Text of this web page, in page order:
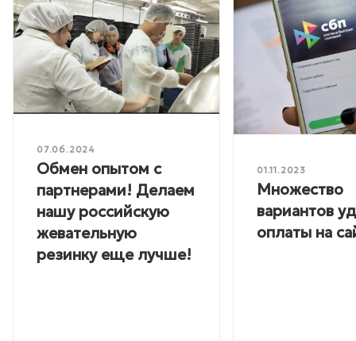
07.06.2024
Обмен опытом с
партнерами! Делаем
нашу российскую
жевательную
резинку еще лучше!
01.11.2023
Множество
вариантов
оплаты на